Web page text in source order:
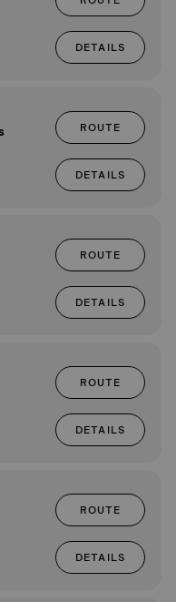
DETAILS
ROUTE
DETAILS
ROUTE
DETAILS
ROUTE
DETAILS
ROUTE
DETAILS